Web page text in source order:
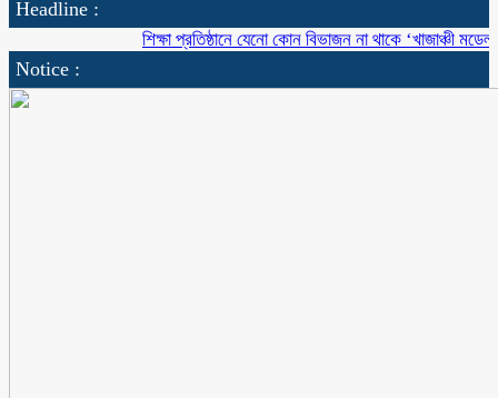
Headline :
শিক্ষা প্রতিষ্ঠানে যেনো কোন বিভাজন না থাকে ‘খাজাঞ্চী মডেল’
Notice :